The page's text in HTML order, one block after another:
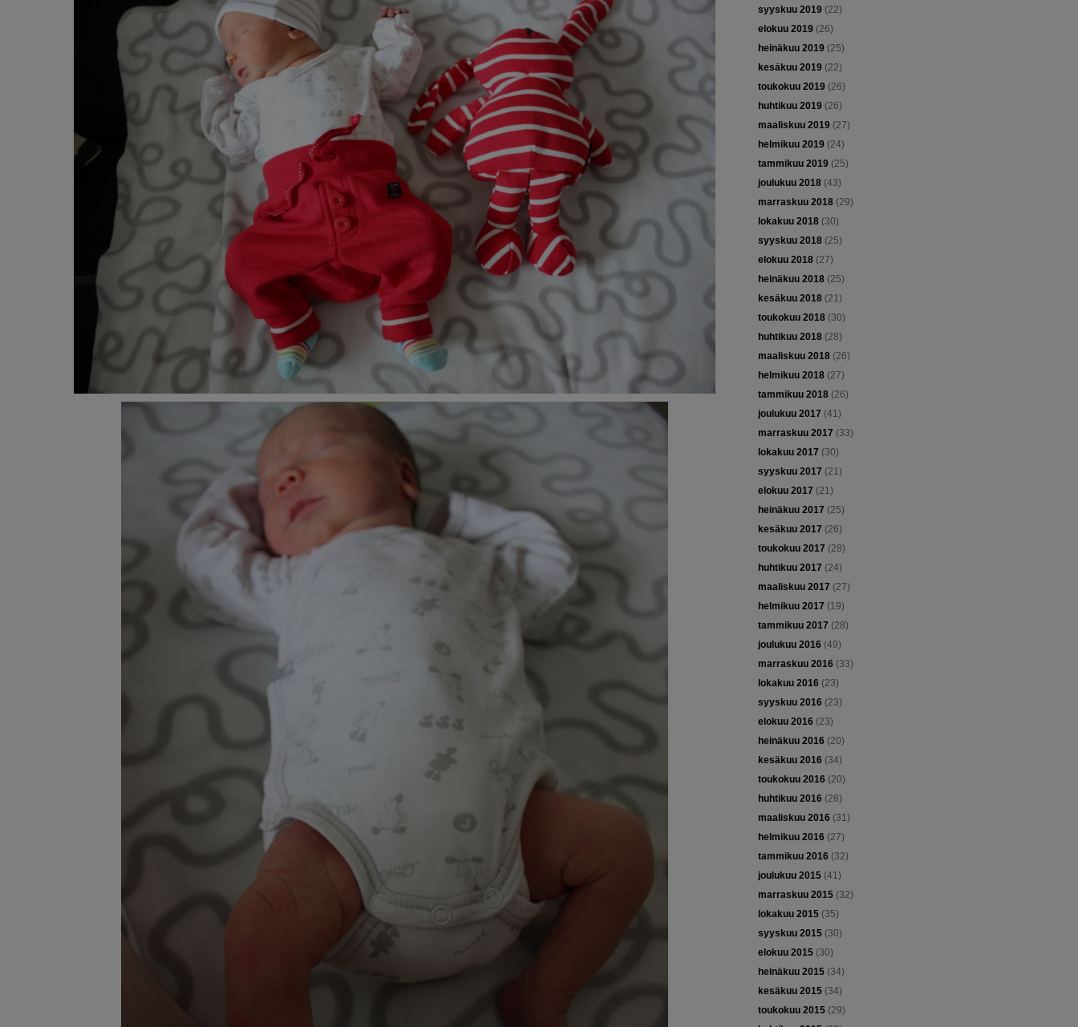
syyskuu 2019(22)
elokuu 2019(26)
heinäkuu 2019(25)
kesäkuu 2019(22)
toukokuu 2019(26)
huhtikuu 2019(26)
maaliskuu 2019(27)
helmikuu 2019(24)
tammikuu 2019(25)
joulukuu 2018(43)
marraskuu 2018(29)
lokakuu 2018(30)
syyskuu 2018(25)
elokuu 2018(27)
heinäkuu 2018(25)
kesäkuu 2018(21)
toukokuu 2018(30)
huhtikuu 2018(28)
maaliskuu 2018(26)
helmikuu 2018(27)
tammikuu 2018(26)
joulukuu 2017 (41)
marraskuu 2017 (33)
lokakuu 2017 (30)
syyskuu 2017 (21)
elokuu 2017 (21)
heinäkuu 2017 (25)
kesäkuu 2017 (26)
toukokuu 2017 (28)
huhtikuu 2017 (24)
maaliskuu 2017 (27)
helmikuu 2017 (19)
tammikuu 2017 (28)
joulukuu 2016 (49)
marraskuu 2016 (33)
lokakuu 2016 (23)
syyskuu 2016 (23)
elokuu 2016 (23)
heinäkuu 2016 (20)
kesäkuu 2016 (34)
toukokuu 2016 (20)
huhtikuu 2016 (28)
maaliskuu 2016 (31)
helmikuu 2016 (27)
tammikuu 2016 (32)
joulukuu 2015(41)
marraskuu 2015(32)
lokakuu 2015(35)
syyskuu 2015(30)
elokuu 2015(30)
heinäkuu 2015(34)
kesäkuu 2015(34)
toukokuu 2015(29)